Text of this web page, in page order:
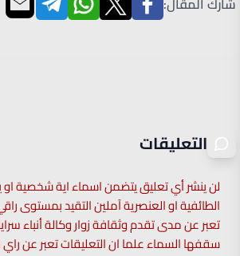
التعليقات
لن ينشر أي تعليق يتضمن اسماء اية شخصية او
الطائفية او العنصرية آملين التقيد بمستوى
تعبر عن مدى تقدم وثقافة زوار وكالة أنباء
سقفها السماء علما ان التعليقات تعبر عن